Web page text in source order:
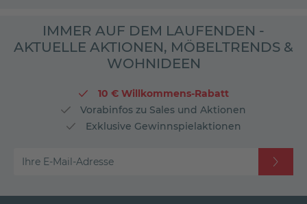
IMMER AUF DEM LAUFENDEN -
AKTUELLE AKTIONEN, MÖBELTRENDS &
WOHNIDEEN
10 € Willkommens-Rabatt
Vorabinfos zu Sales und Aktionen
Exklusive Gewinnspielaktionen
Ihre E-Mail-Adresse